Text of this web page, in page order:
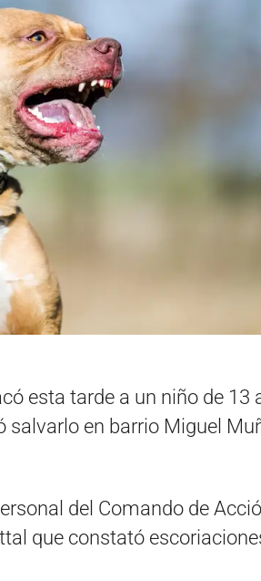
esta tarde a un niño de 13
salvarlo en barrio Miguel
del Comando de
que constató